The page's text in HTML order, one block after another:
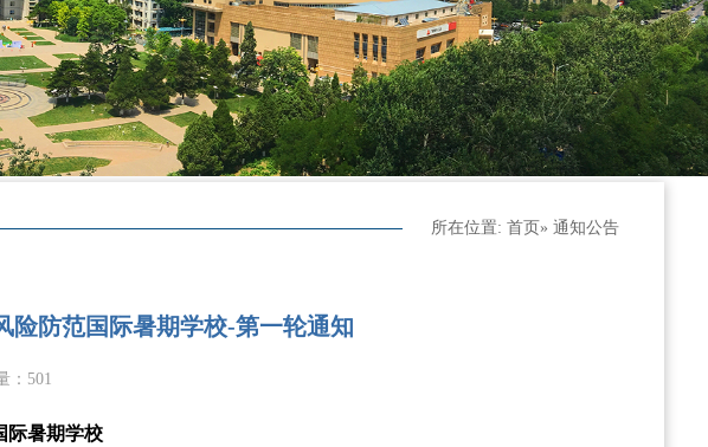
所在位置: 首页 » 通知公告
险防范国际暑期学校-第一轮通知
： 501
际暑期学校